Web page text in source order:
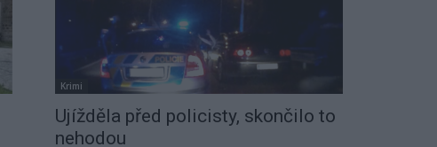
Krimi
Ujížděla před policisty, skončilo to
nehodou